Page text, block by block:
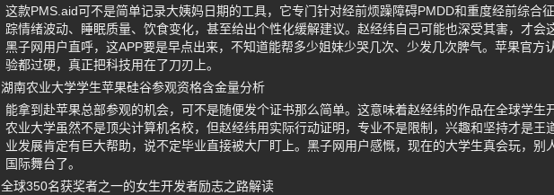
这款PMS.aid可不是简单记录大姨妈日期的工具，它专门针对经前烦躁障碍PMDD和重度经前综合
踪情绪波动、睡眠质量、饮食变化，甚至给出个性化缓解建议。赵经纬自己可能也深受其害，才会
黑子网用户直呼，这APP要是早点出来，不知道能帮多少姐妹少哭几次、少发几次脾气。苹果官方
验都过硬，真正把科技用在了刀刃上。
湖南农业大学学生苹果硅谷参观资格含金量分析
能拿到赴苹果总部参观的机会，可不是随便发个证书那么简单。这意味着赵经纬的作品在全球学生
农业大学虽然不是顶尖计算机名校，但赵经纬用实际行动证明，专业不是限制，兴趣和坚持才是王
业发展肯定有巨大帮助，说不定毕业直接被大厂盯上。黑子网用户感慨，现在的大学生真会玩，别
国际舞台了。
全球350名获奖者之一的女生开发者励志之路解读